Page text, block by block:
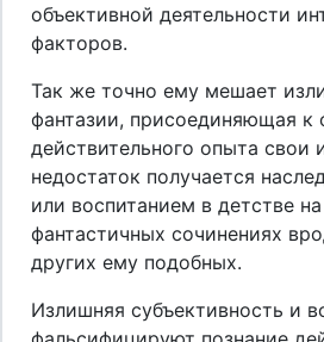
объективной деятельности
факторов.
Так же точно ему мешает
фантазии, присоединяющая к
действительного опыта свои
недостаток получается
или воспитанием в детстве на
фантастичных сочинениях
других ему подобных.
Излишняя субъективность и